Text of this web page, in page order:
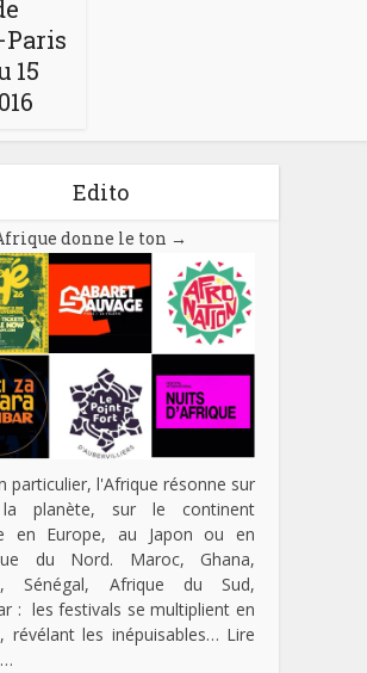
15
Edito
donne le ton →
particulier, l'Afrique résonne sur
planète, sur le continent
en Europe, au Japon ou en
du Nord. Maroc, Ghana,
Sénégal, Afrique du Sud,
: les festivals se multiplient en
révélant les inépuisables… Lire